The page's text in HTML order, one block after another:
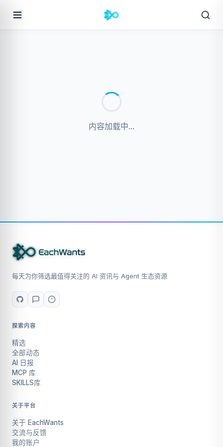
内容加载中...
每天为你筛选最值得关注的 AI 资讯与 Agent 生态资源
探索内容
精选
全部动态
AI 日报
MCP 库
SKILLS库
关于平台
关于 EachWants
交流与反馈
我的账户